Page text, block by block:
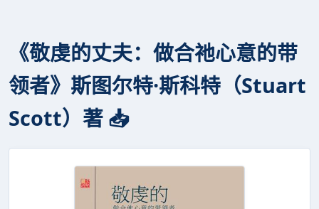
《敬虔的丈夫：做合祂心意的带
领者》斯图尔特·斯科特（Stuart
Scott）著 📥